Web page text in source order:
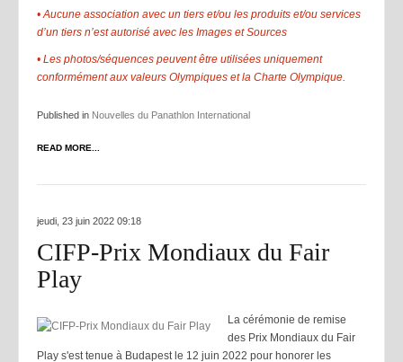
• Aucune association avec un tiers et/ou les produits et/ou services
d’un tiers n’est autorisé avec les Images et Sources
• Les photos/séquences peuvent être utilisées uniquement
conformément aux valeurs Olympiques et la Charte Olympique.
Published in Nouvelles du Panathlon International
READ MORE...
jeudi, 23 juin 2022 09:18
CIFP-Prix Mondiaux du Fair
Play
La cérémonie de remise
des Prix Mondiaux du Fair
Play s'est tenue à Budapest le 12 juin 2022 pour honorer les